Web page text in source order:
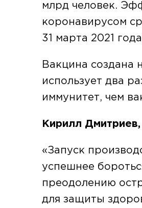
млрд человек.
коронавирусом
31 марта 2021
Вакцина создана
использует два
иммунитет, чем
Кирилл
«Запуск
успешнее
преодолению
для защиты